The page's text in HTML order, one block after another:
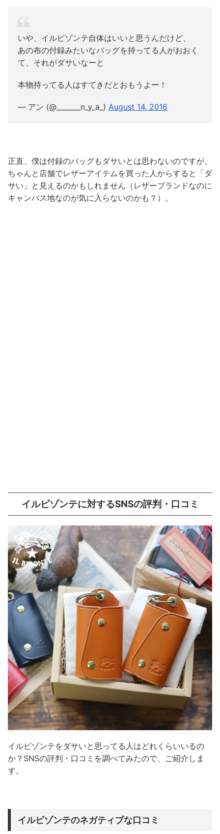
いや、イルビゾンテ自体はいいと思うんだけど、
あの布の付録みたいなバッグを持ってる人がおおく
て、それがダサいなーと
本物持ってる人はすてきだとおもうよー！
— アン (@_______n_y_a_) August 14, 2016
正直、僕は付録のバッグもダサいとは思わないのですが、
ちゃんと店舗でレザーアイテムを買った人からすると「ダ
サい」と見えるのかもしれません（レザーブランドなのに
キャンバス地なのが気に入らないのかも？）。
イルビゾンテに対するSNSの評判・口コミ
イルビゾンテをダサいと思ってる人はどれくらいいるの
か？SNSの評判・口コミを調べてみたので、ご紹介しま
す。
イルビゾンテのネガティブな口コミ